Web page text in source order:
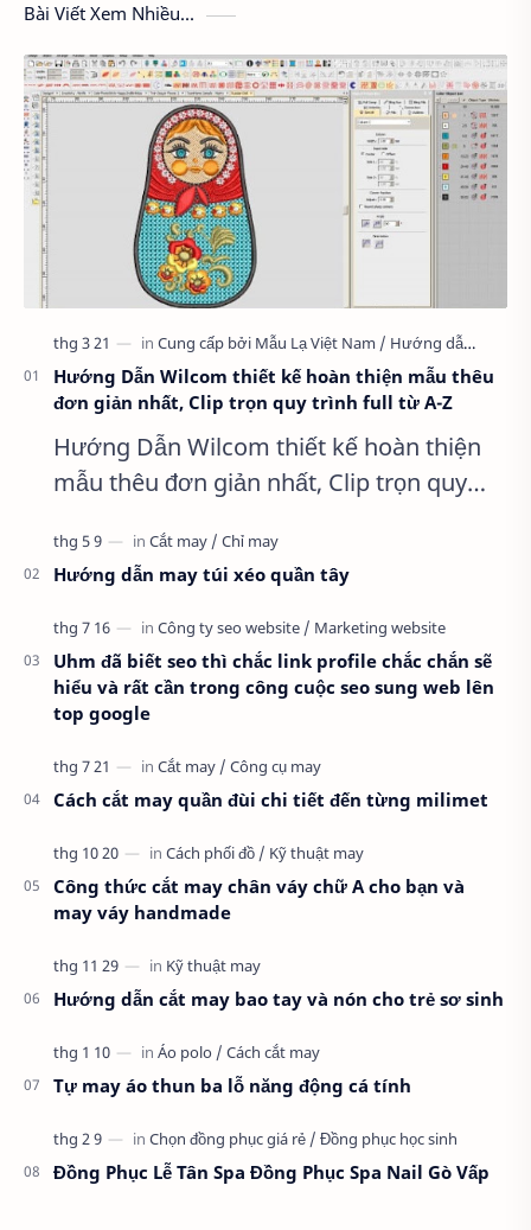
Bài Viết Xem Nhiều...
Hướng Dẫn Wilcom thiết kế hoàn thiện mẫu thêu
đơn giản nhất, Clip trọn quy trình full từ A-Z
Hướng Dẫn Wilcom thiết kế hoàn thiện
mẫu thêu đơn giản nhất, Clip trọn quy
thuật mới vào nghề, clip thực hành t…
Hướng dẫn may túi xéo quần tây
Uhm đã biết seo thì chắc link profile chắc chắn sẽ
hiểu và rất cần trong công cuộc seo sung web lên
top google
Cách cắt may quần đùi chi tiết đến từng milimet
Công thức cắt may chân váy chữ A cho bạn và
may váy handmade
Hướng dẫn cắt may bao tay và nón cho trẻ sơ sinh
Tự may áo thun ba lỗ năng động cá tính
Đồng Phục Lễ Tân Spa Đồng Phục Spa Nail Gò Vấp